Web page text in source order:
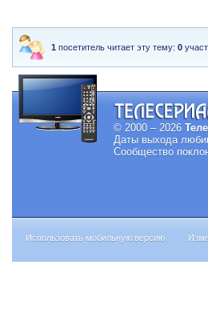
1 посетитель читает эту тему:0
© 2000 – 2026
Даты выхода
Сообщество
Использовать мобильную версию